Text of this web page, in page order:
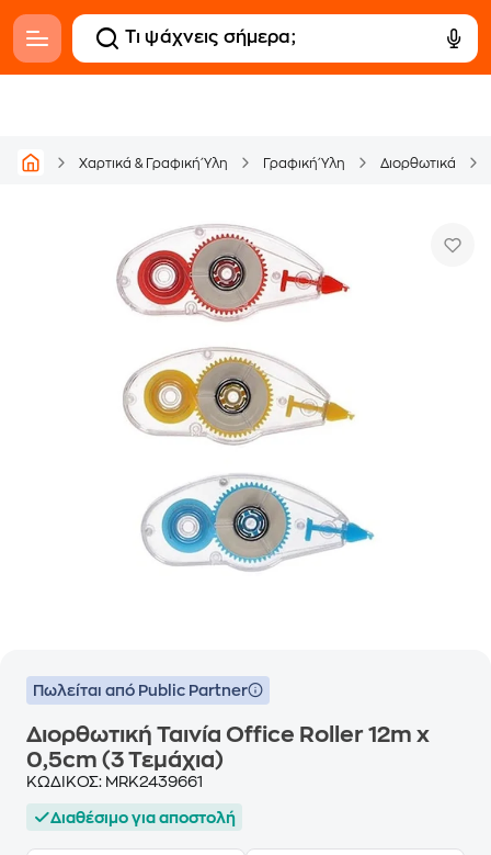
Χαρτικά & Γραφική Ύλη Γραφική Ύλη Διορθωτικά
Πωλείται από Public Partner
Διορθωτική Ταινία Office Roller 12m x
0,5cm (3 Τεμάχια)
ΚΩΔΙΚΟΣ: MRK2439661
Διαθέσιμο για αποστολή